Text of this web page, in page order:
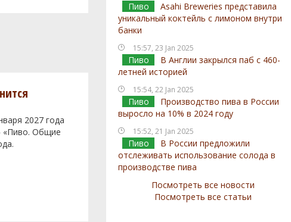
Пиво
Asahi Breweries представила
уникальный коктейль с лимоном внутри
банки
15:57, 23 Jan 2025
Пиво
В Англии закрылся паб с 460-
летней историей
15:54, 22 Jan 2025
Пиво
Производство пива в России
выросло на 10% в 2024 году
15:52, 21 Jan 2025
Пиво
В России предложили
отслеживать использование солода в
производстве пива
Посмотреть все новости
Посмотреть все статьи
2027 года
«Пиво. Общие